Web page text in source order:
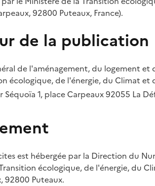
92800 Puteaux, France).
de la publication
de l'aménagement, du logement
écologique, de l'énergie, du Climat et
Séquoïa 1, place Carpeaux 92055 La
est hébergée par la Direction du
écologique, de l'énergie, du
92800 Puteaux.